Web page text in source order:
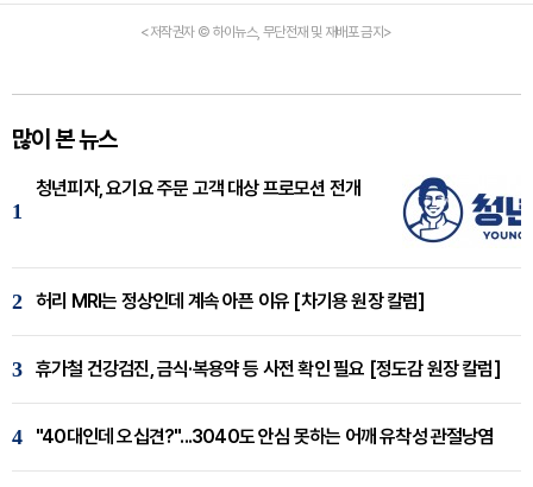
<저작권자 © 하이뉴스, 무단전재 및 재배포 금지>
많이 본 뉴스
1
청년피자, 요기요 주문 고객 대상 프로모션 전개
2 허리 MRI는 정상인데 계속 아픈 이유 [차기용 원장 칼럼]
3 휴가철 건강검진, 금식·복용약 등 사전 확인 필요 [정도감 원장 칼럼]
4 "40대인데 오십견?"...3040도 안심 못하는 어깨 유착성 관절낭염